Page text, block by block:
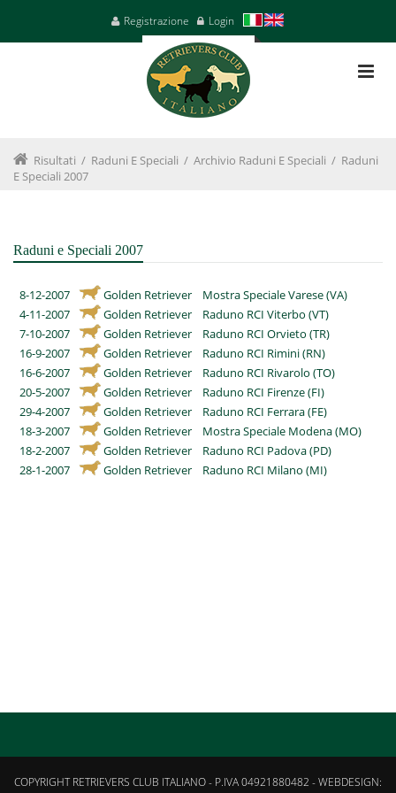
Registrazione Login
Risultati / Raduni E Speciali / Archivio Raduni E Speciali / Raduni
E Speciali 2007
Raduni e Speciali 2007
8-12-2007 Golden Retriever
Mostra Speciale Varese (VA)
4-11-2007
Golden Retriever
Raduno RCI Viterbo (VT)
7-10-2007
Golden Retriever
Raduno RCI Orvieto (TR)
16-9-2007
Golden Retriever
Raduno RCI Rimini (RN)
16-6-2007
Golden Retriever
Raduno RCI Rivarolo (TO)
20-5-2007
Golden Retriever
Raduno RCI Firenze (FI)
29-4-2007
Golden Retriever
Raduno RCI Ferrara (FE)
18-3-2007
Golden Retriever
Mostra Speciale Modena (MO)
18-2-2007
Golden Retriever
Raduno RCI Padova (PD)
28-1-2007
Golden Retriever Raduno RCI Milano (MI)
COPYRIGHT RETRIEVERS CLUB ITALIANO - P.IVA 04921880482 - WEBDESIGN: